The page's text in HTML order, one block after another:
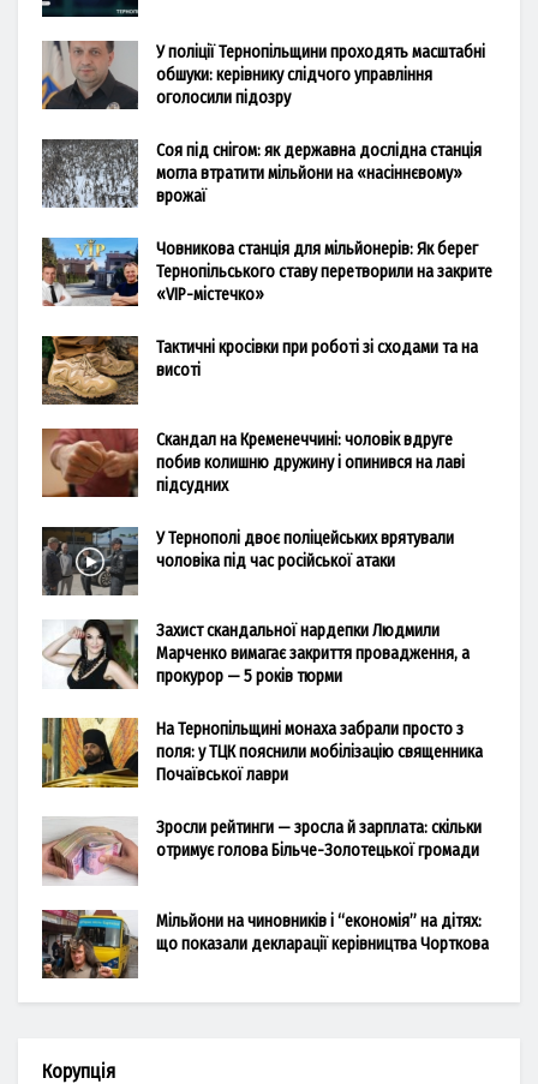
У поліції Тернопільщини проходять масштабні
обшуки: керівнику слідчого управління
оголосили підозру
Соя під снігом: як державна дослідна станція
могла втратити мільйони на «насіннєвому»
врожаї
Човникова станція для мільйонерів: Як берег
Тернопільського ставу перетворили на закрите
«VIP-містечко»
Тактичні кросівки при роботі зі сходами та на
висоті
Скандал на Кременеччині: чоловік вдруге
побив колишню дружину і опинився на лаві
підсудних
У Тернополі двоє поліцейських врятували
чоловіка під час російської атаки
Захист скандальної нардепки Людмили
Марченко вимагає закриття провадження, а
прокурор — 5 років тюрми
На Тернопільщині монаха забрали просто з
поля: у ТЦК пояснили мобілізацію священника
Почаївської лаври
Зросли рейтинги — зросла й зарплата: скільки
отримує голова Більче-Золотецької громади
Мільйони на чиновників і “економія” на дітях:
що показали декларації керівництва Чорткова
Корупція